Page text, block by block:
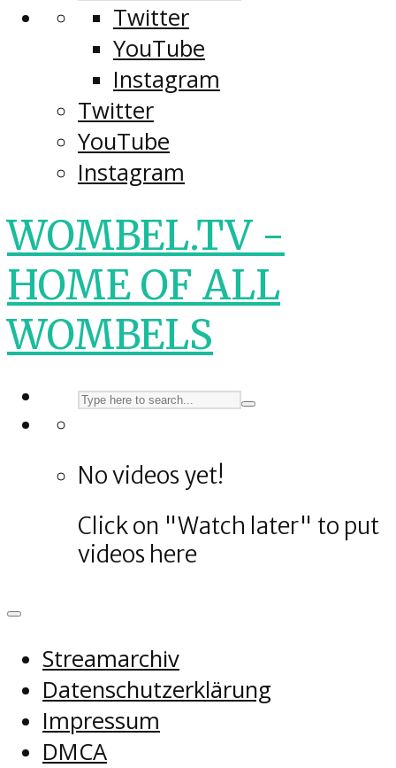
Twitter
YouTube
Instagram
Twitter
YouTube
Instagram
WOMBEL.TV -
HOME OF ALL
WOMBELS
No videos yet!
Click on "Watch later" to put
videos here
Streamarchiv
Datenschutzerklärung
Impressum
DMCA